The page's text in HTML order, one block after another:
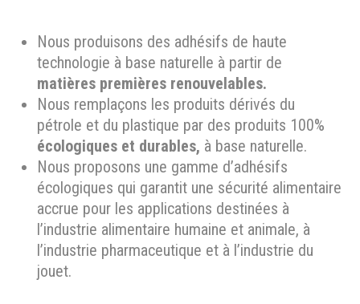
Nous produisons des adhésifs de haute
technologie à base naturelle à partir de
matières premières renouvelables.
Nous remplaçons les produits dérivés du
pétrole et du plastique par des produits 100%
écologiques et durables, à base naturelle.
Nous proposons une gamme d’adhésifs
écologiques qui garantit une sécurité alimentaire
accrue pour les applications destinées à
l’industrie alimentaire humaine et animale, à
l’industrie pharmaceutique et à l’industrie du
jouet.